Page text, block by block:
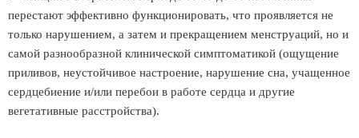
перестают эффективно функционировать, что проявляется не
только нарушением, а затем и прекращением менструаций, но и
самой разнообразной клинической симптоматикой (ощущение
приливов, неустойчивое настроение, нарушение сна, учащенное
сердцебиение и/или перебои в работе сердца и другие
вегетативные расстройства).